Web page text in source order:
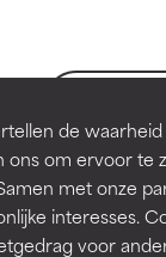
de
ons om ervoor te
met onze
interesses.
voor
to assess
irriterend maar
irriterend maar